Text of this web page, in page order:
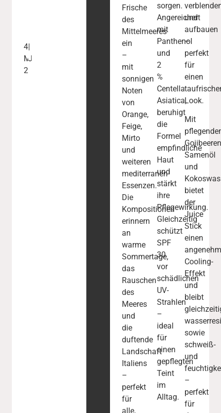
4.
März
2026
|
Johanna
Frische
des
Mittelmeeres
ein
–
mit
sonnigen
Noten
von
Orange,
Feige,
Mirto
und
weiteren
mediterranen
Essenzen.
Die
Kompositionen
erinnern
an
warme
Sommertage,
das
Rauschen
des
Meeres
und
die
duftende
Landschaft
Italiens
–
perfekt
für
alle,
sorgen.
Angereichert
mit
Panthenol
und
2
%
Centella
Asiatica,
beruhigt
die
Formel
empfindliche
Haut
und
stärkt
ihre
Pflegewirkung.
Gleichzeitig
schützt
SPF
30
vor
schädlichen
UV-
Strahlen
–
ideal
für
einen
gepflegten
Teint
im
Alltag.
und
aufbauen
–
perfekt
für
einen
Look.
Mit
Samenöl
und
bietet
der
Juice
Stick
einen
Cooling-
Effekt
und
bleibt
sowie
schweiß-
und
–
perfekt
für